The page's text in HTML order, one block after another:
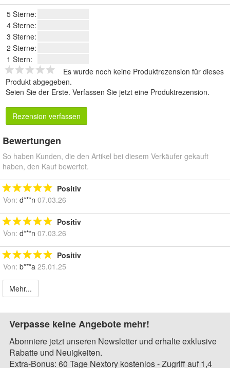
5 Sterne:
4 Sterne:
3 Sterne:
2 Sterne:
1 Stern:
Es wurde noch keine Produktrezension für dieses
Produkt abgegeben.
Seien Sie der Erste. Verfassen Sie jetzt eine Produktrezension.
Rezension verfassen
Bewertungen
So haben Kunden, die den Artikel bei diesem Verkäufer gekauft
haben, den Kauf bewertet.
Positiv
Von: d***n 07.03.26
Positiv
Von: d***n 07.03.26
Positiv
Von: b***a 25.01.25
Mehr...
Verpasse keine Angebote mehr!
Abonniere jetzt unseren Newsletter und erhalte exklusive
Rabatte und Neuigkeiten.
Extra-Bonus: 60 Tage Nextory kostenlos - Zugriff auf 1,4